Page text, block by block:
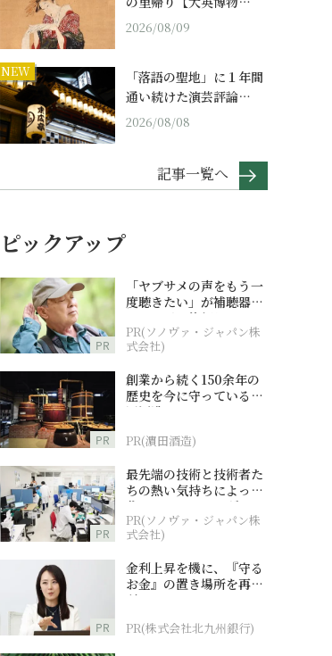
2026/08/09
NEW
「落語の聖地」に１年間
通い続けた演芸評論…
2026/08/08
記事一覧へ
ピックアップ
PR
「ヤブサメの声をもう一
度聴きたい」が補聴器チ
ャレンジの後押しに
PR(ソノヴァ・ジャパン株
式会社)
PR
創業から続く150余年の
歴史を今に守っている濵
田酒造
PR(濵田酒造)
PR
最先端の技術と技術者た
ちの熱い気持ちによって
作られているオーダーメ
イド補聴器
PR(ソノヴァ・ジャパン株
式会社)
PR
金利上昇を機に、『守る
お金』の置き場所を再検
討
PR(株式会社北九州銀行)